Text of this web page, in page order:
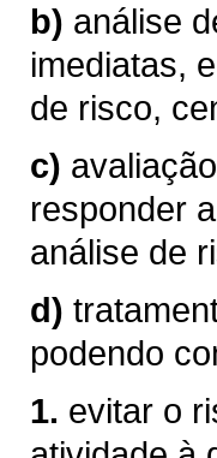
b) análise
imediatas,
de risco,
c)
responder
análise de
d)
podendo
1. evitar o